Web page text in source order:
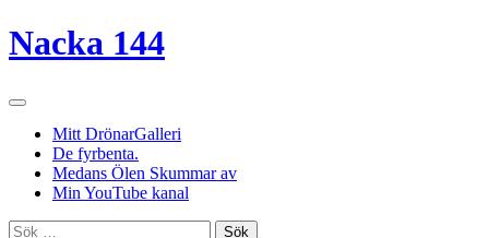
Nacka 144
Mitt DrönarGalleri
De fyrbenta.
Medans Ölen Skummar av
Min YouTube kanal
Sök